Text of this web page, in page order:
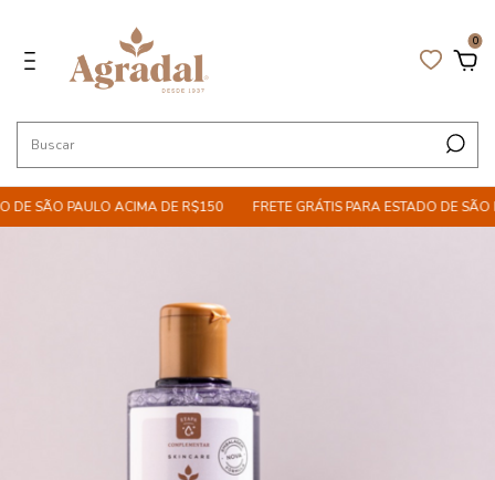
0
SÃO PAULO ACIMA DE R$150 FRETE GRÁTIS PARA ESTADO DE SÃO